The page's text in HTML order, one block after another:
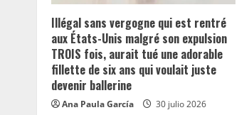
e
a
d
i
Illégal sans vergogne qui est rentré
aux États-Unis malgré son expulsion
TROIS fois, aurait tué une adorable
fillette de six ans qui voulait juste
devenir ballerine
Ana Paula García 30 julio 2026